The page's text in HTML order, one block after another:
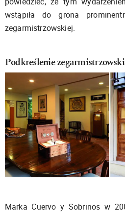
wstąpiła do grona
zegarmistrzowskiej.
Podkreślenie
Marka Cuervo y Sobrinos w